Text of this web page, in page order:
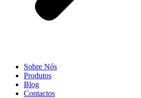
Sobre Nós
Produtos
Blog
Contactos